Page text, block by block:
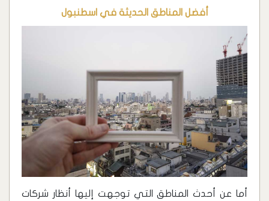
أفضل المناطق الحديثة في اسطنبول
أما عن أحدث المناطق التي توجهت إليها أنظار شركات